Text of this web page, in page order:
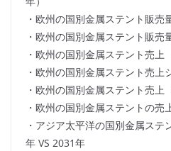
・欧州の国別金属ステント販売
・欧州の国別金属ステント販売
・欧州の国別金属ステント売上
・欧州の国別金属ステント売上
・欧州の国別金属ステント売上
・欧州の国別金属ステントの売
・アジア太平洋の国別金属ス
年 VS 2031年